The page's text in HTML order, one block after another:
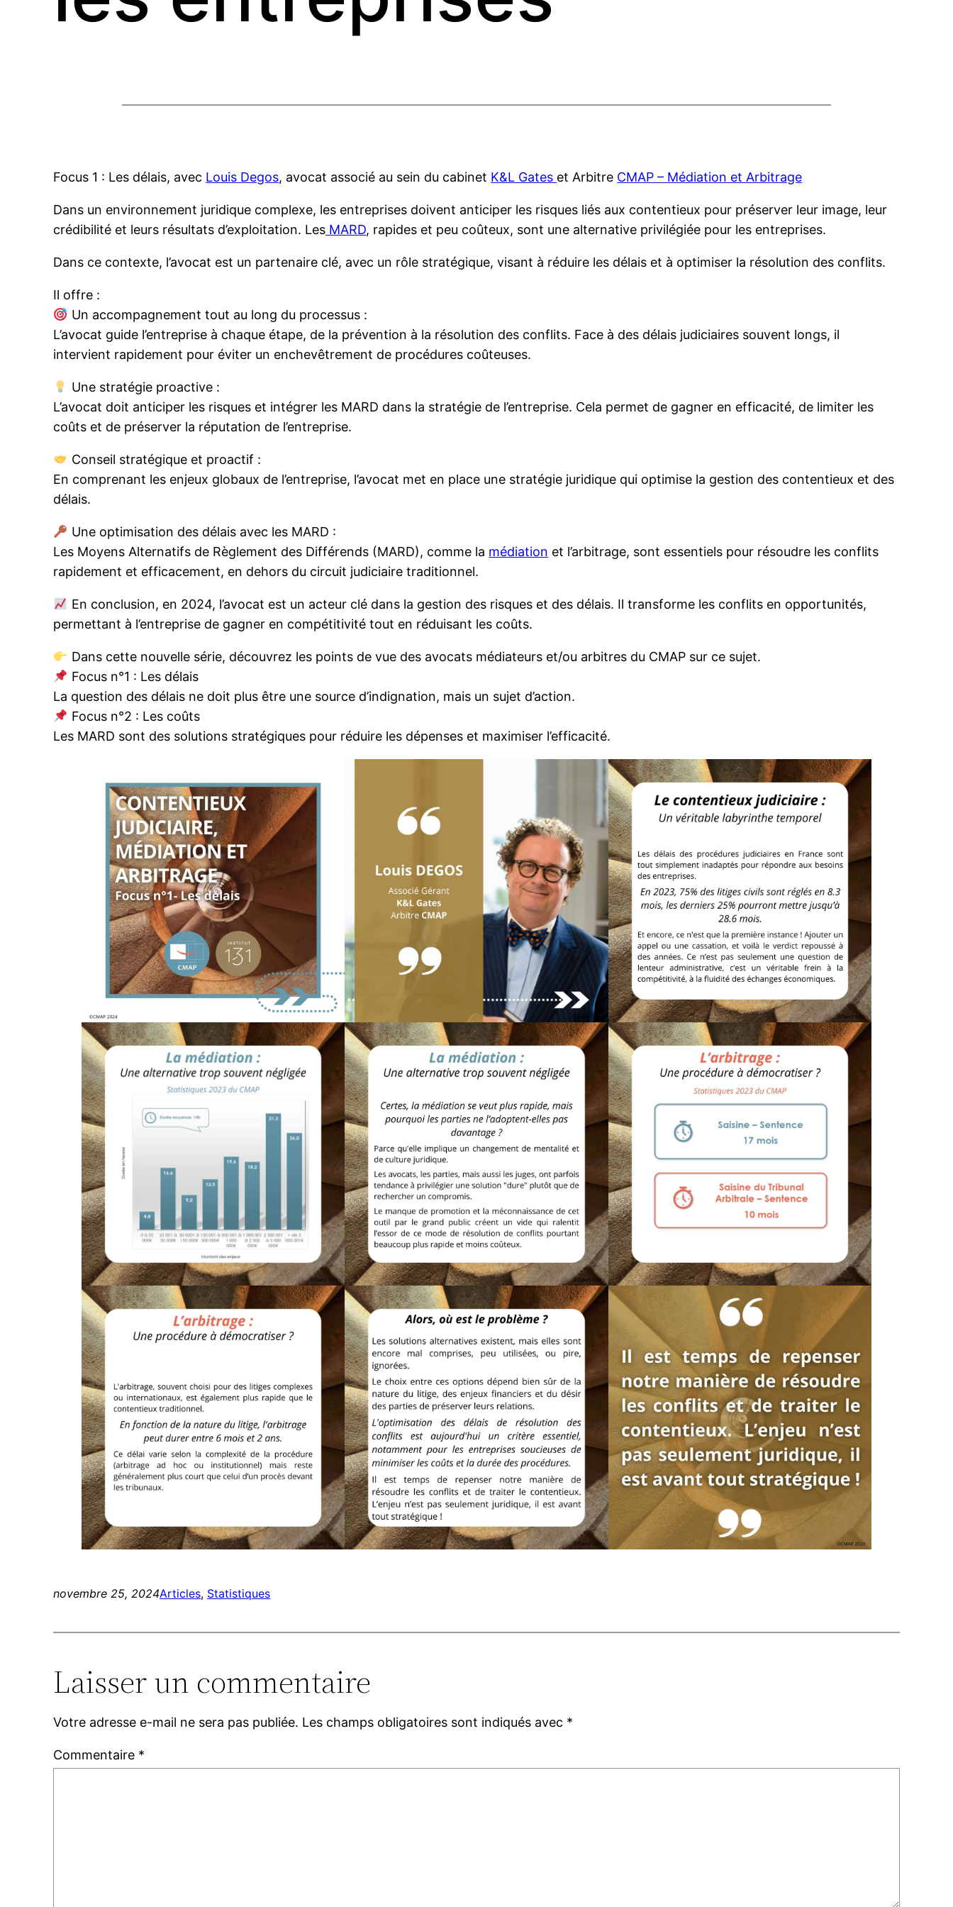
Focus 1 : Les délais, avec Louis Degos, avocat associé au sein du cabinet K&L Gates et Arbitre CMAP – Médiation et Arbitrage
Dans un environnement juridique complexe, les entreprises doivent anticiper les risques liés aux contentieux pour préserver leur image, leur
crédibilité et leurs résultats d’exploitation. Les MARD, rapides et peu coûteux, sont une alternative privilégiée pour les entreprises.
Dans ce contexte, l’avocat est un partenaire clé, avec un rôle stratégique, visant à réduire les délais et à optimiser la résolution des conflits.
Il offre :
Un accompagnement tout au long du processus :
L’avocat guide l’entreprise à chaque étape, de la prévention à la résolution des conflits. Face à des délais judiciaires souvent longs, il
intervient rapidement pour éviter un enchevêtrement de procédures coûteuses.
Une stratégie proactive :
L’avocat doit anticiper les risques et intégrer les MARD dans la stratégie de l’entreprise. Cela permet de gagner en efficacité, de limiter les
coûts et de préserver la réputation de l’entreprise.
Conseil stratégique et proactif :
En comprenant les enjeux globaux de l’entreprise, l’avocat met en place une stratégie juridique qui optimise la gestion des contentieux et des
délais.
Une optimisation des délais avec les MARD :
Les Moyens Alternatifs de Règlement des Différends (MARD), comme la médiation et l’arbitrage, sont essentiels pour résoudre les conflits
rapidement et efficacement, en dehors du circuit judiciaire traditionnel.
En conclusion, en 2024, l’avocat est un acteur clé dans la gestion des risques et des délais. Il transforme les conflits en opportunités,
permettant à l’entreprise de gagner en compétitivité tout en réduisant les coûts.
Dans cette nouvelle série, découvrez les points de vue des avocats médiateurs et/ou arbitres du CMAP sur ce sujet.
Focus n°1 : Les délais
La question des délais ne doit plus être une source d’indignation, mais un sujet d’action.
Focus n°2 : Les coûts
Les MARD sont des solutions stratégiques pour réduire les dépenses et maximiser l’efficacité.
novembre 25, 2024Articles, Statistiques
Laisser un commentaire
Votre adresse e-mail ne sera pas publiée. Les champs obligatoires sont indiqués avec *
Commentaire *